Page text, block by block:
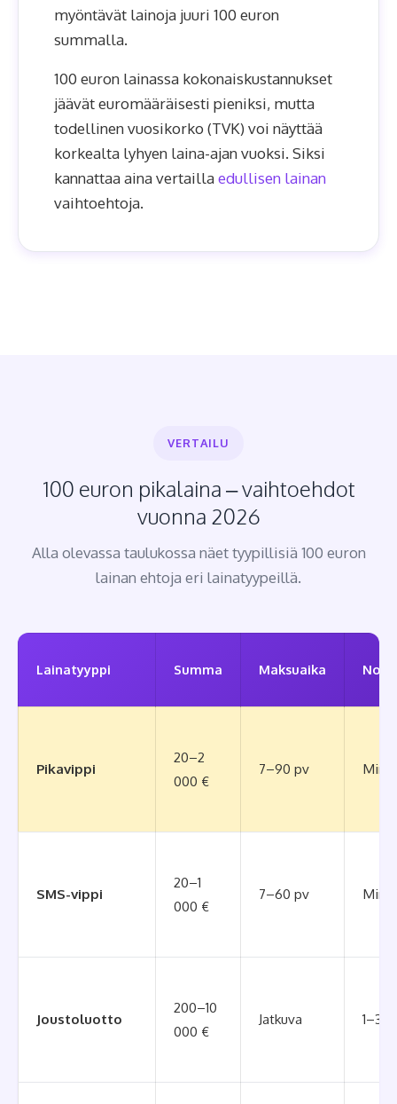
myöntävät lainoja juuri 100 euron
summalla.
100 euron lainassa kokonaiskustannukset
jäävät euromääräisesti pieniksi, mutta
todellinen vuosikorko (TVK) voi näyttää
korkealta lyhyen laina-ajan vuoksi. Siksi
kannattaa aina vertaillaedullisen lainan
vaihtoehtoja.
VERTAILU
100 euron pikalaina – vaihtoehdot
vuonna 2026
Alla olevassa taulukossa näet tyypillisiä 100 euron
lainan ehtoja eri lainatyypeillä.
Lainatyyppi Summa Maksuaika
Pikavippi
20–2
000 €
7–90 pv
SMS-vippi
20–1
000 €
7–60 pv
Joustoluotto
200–10
000 €
Jatkuva 1–3